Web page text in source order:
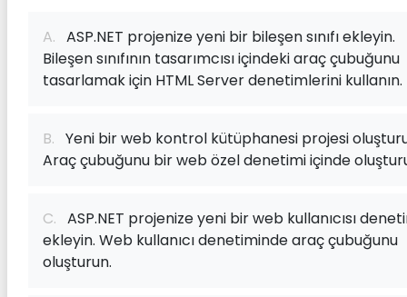
A. ASP.NET projenize yeni bir bileşen sınıfı ekleyin.
Bileşen sınıfının tasarımcısı içindeki araç çubuğunu
tasarlamak için HTML Server denetimlerini kullanın.
B. Yeni bir web kontrol kütüphanesi projesi
Araç çubuğunu bir web özel denetimi içinde
C. ASP.NET projenize yeni bir web kullanıcısı
ekleyin. Web kullanıcı denetiminde araç çubuğunu
oluşturun.